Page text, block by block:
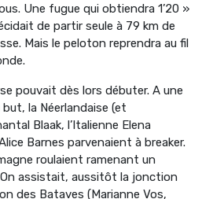
Une fugue qui obtiendra 1’20 »
de partir seule à 79 km de
Mais le peloton reprendra au fil
pouvait dès lors débuter. A une
la Néerlandaise (et
Blaak, l’Italienne Elena
Barnes parvenaient à breaker.
roulaient ramenant un
assistait, aussitôt la jonction
des Bataves (Marianne Vos,